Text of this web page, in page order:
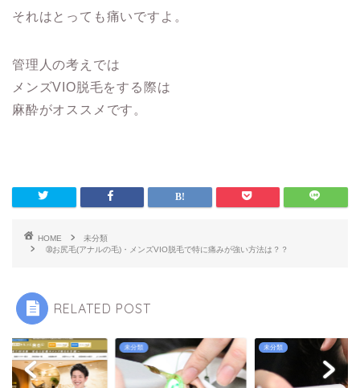
それはとっても痛いですよ。
管理人の考えでは
メンズVIO脱毛をする際は
麻酔がオススメです。
HOME
未分類
➉お尻毛(アナルの毛)・メンズVIO脱毛で特に痛みが強い方法は？？
RELATED POST
未分類 未分類